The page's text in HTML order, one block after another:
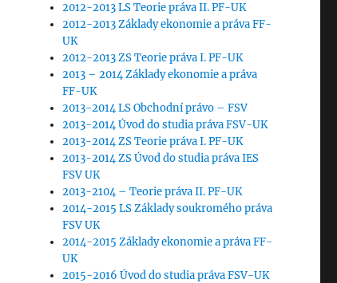
2012-2013 LS Teorie práva II. PF-UK
2012-2013 Základy ekonomie a práva FF-
UK
2012-2013 ZS Teorie práva I. PF-UK
2013 – 2014 Základy ekonomie a práva
FF-UK
2013-2014 LS Obchodní právo – FSV
2013-2014 Úvod do studia práva FSV-UK
2013-2014 ZS Teorie práva I. PF-UK
2013-2014 ZS Úvod do studia práva IES
FSV UK
2013-2104 – Teorie práva II. PF-UK
2014-2015 LS Základy soukromého práva
FSV UK
2014-2015 Základy ekonomie a práva FF-
UK
2015-2016 Úvod do studia práva FSV-UK